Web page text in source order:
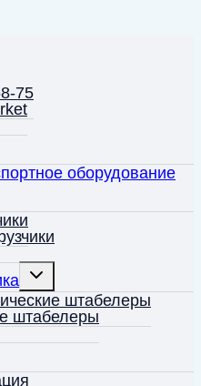
75
оборудование
Переключить
дочернее
меню
штабелеры
штабелеры